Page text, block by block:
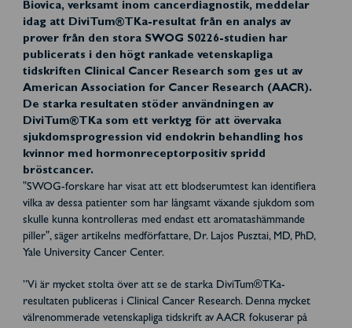
Biovica, verksamt inom cancerdiagnostik, meddelar
idag att DiviTum®TKa-resultat från en analys av
prover från den stora SWOG S0226-studien har
publicerats i den högt rankade vetenskapliga
tidskriften Clinical Cancer Research som ges ut av
American Association for Cancer Research (AACR).
De starka resultaten stöder användningen av
DiviTum®TKa som ett verktyg för att övervaka
sjukdomsprogression vid endokrin behandling hos
kvinnor med hormonreceptorpositiv spridd
bröstcancer.
"SWOG-forskare har visat att ett blodserumtest kan identifiera
vilka av dessa patienter som har långsamt växande sjukdom som
skulle kunna kontrolleras med endast ett aromatashämmande
piller", säger artikelns medförfattare, Dr. Lajos Pusztai, MD, PhD,
Yale University Cancer Center.
”Vi är mycket stolta över att se de starka DiviTum®TKa-
resultaten publiceras i Clinical Cancer Research. Denna mycket
välrenommerade vetenskapliga tidskrift av AACR fokuserar på